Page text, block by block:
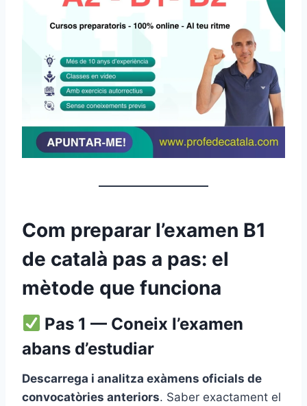
Com preparar l’examen B1
de català pas a pas: el
mètode que funciona
Pas 1 — Coneix l’examen
abans d’estudiar
Descarrega i analitza exàmens oficials de
convocatòries anteriors. Saber exactament el